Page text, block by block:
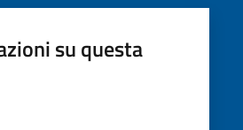
su questa